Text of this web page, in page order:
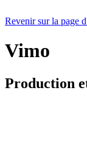
Revenir sur la page
Vimo
Production